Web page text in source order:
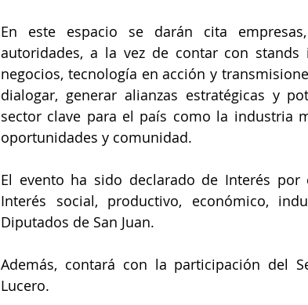
En este espacio se darán cita
autoridades, a la vez de contar con stands
negocios, tecnología en acción y
dialogar, generar alianzas estratégicas y
sector clave para el país como la industria
oportunidades y comunidad.
El evento ha sido declarado de Interés
Interés social, productivo, económico,
Diputados de San Juan.
Además, contará con la participación del
Lucero.